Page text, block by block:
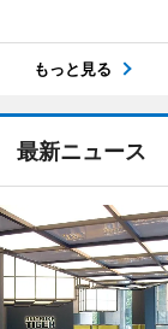
もっと見る
最新ニュース